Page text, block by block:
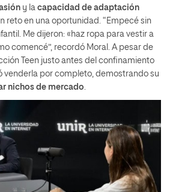
y la capacidad de adaptación
reto en una oportunidad. “Empecé sin
Me dijeron: «haz ropa para vestir a
comencé”, recordó Moral. A pesar de
Teen justo antes del confinamiento
venderla por completo, demostrando su
nichos de mercado.